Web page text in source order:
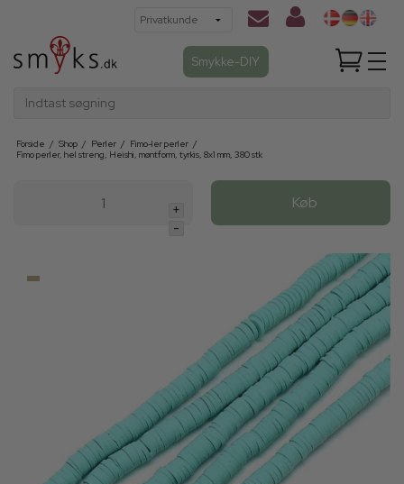
Smykke-DIY
Indtast søgning
Forside / Shop / Perler / Fimo-ler perler /
Fimo perler, hel streng, Heishi, møntform, tyrkis, 8x1 mm, 380 stk
+
-
Køb